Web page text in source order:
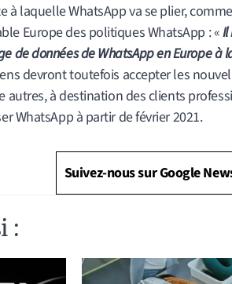
à laquelle WhatsApp va se plier,
Europe des politiques WhatsApp : «Il
de données de WhatsApp en Europe à
devront toutefois accepter les
autres, à destination des clients
WhatsApp à partir de février 2021.
Suivez-nous sur Google
: